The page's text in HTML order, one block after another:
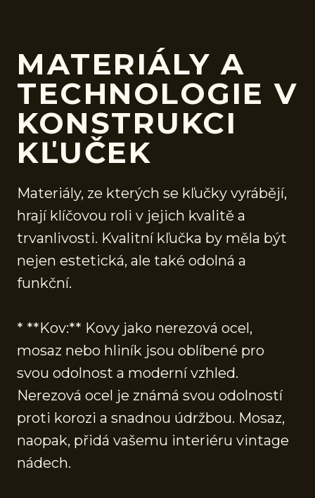
MATERIÁLY A
TECHNOLOGIE V
KONSTRUKCI
KĽUČEK
Materiály, ze kterých se kľučky vyrábějí,
hrají klíčovou roli v jejich kvalitě a
trvanlivosti. Kvalitní kľučka by měla být
nejen estetická, ale také odolná a
funkční.
* **Kov:** Kovy jako nerezová ocel,
mosaz nebo hliník jsou oblíbené pro
svou odolnost a moderní vzhled.
Nerezová ocel je známá svou odolností
proti korozi a snadnou údržbou. Mosaz,
naopak, přidá vašemu interiéru vintage
nádech.